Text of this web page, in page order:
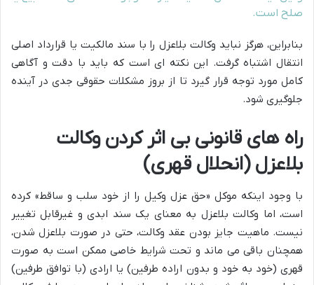
صلح است.
بنابراین، هرگز نباید وکالت بلاعزل را با سند مالکیت یا قرارداد اصلی
انتقال اشتباه گرفت. این نکته ای است که باید با دقت و آگاهی
کامل مورد توجه قرار گیرد تا از بروز مشکلات حقوقی جدی در آینده
جلوگیری شود.
راه های قانونی بی اثر کردن وکالت
بلاعزل (انحلال قهری)
با وجود اینکه موکل «حق عزل وکیل را از خود سلب و ساقط» کرده
است، اما وکالت بلاعزل به معنای یک سند ابدی و غیرقابل تغییر
نیست. ماهیت جایز بودن عقد وکالت، حتی در صورت بلاعزل شدن،
همچنان باقی می ماند و تحت شرایط خاصی ممکن است به صورت
قهری (خود به خود و بدون اراده طرفین) یا ارادی (با توافق طرفین)